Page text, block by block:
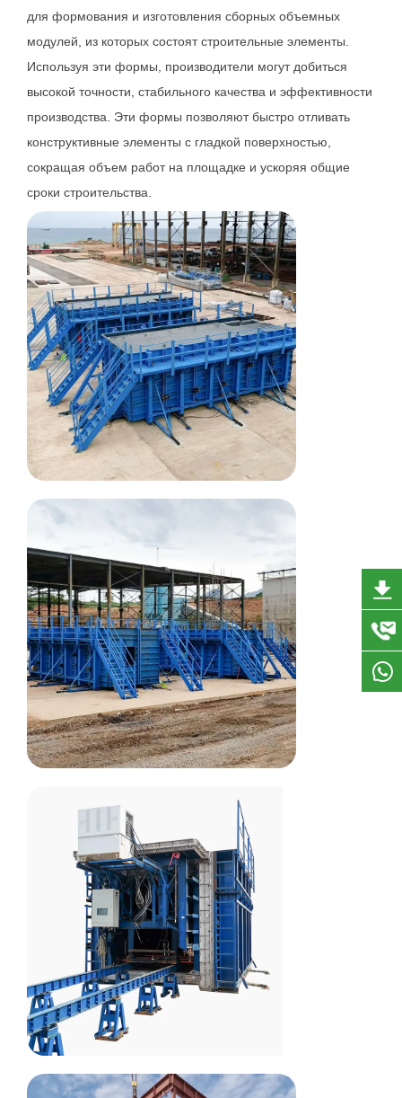
для формования и изготовления сборных объемных
модулей, из которых состоят строительные элементы.
Используя эти формы, производители могут добиться
высокой точности, стабильного качества и эффективности
производства. Эти формы позволяют быстро отливать
конструктивные элементы с гладкой поверхностью,
сокращая объем работ на площадке и ускоряя общие
сроки строительства.